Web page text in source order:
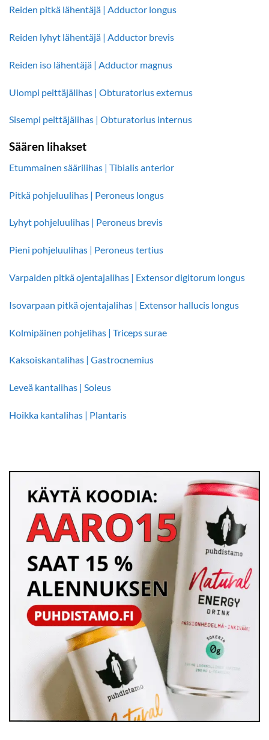
Reiden pitkä lähentäjä | Adductor longus
Reiden lyhyt lähentäjä | Adductor brevis
Reiden iso lähentäjä | Adductor magnus
Ulompi peittäjälihas | Obturatorius externus
Sisempi peittäjälihas | Obturatorius internus
Säären lihakset
Etummainen säärilihas | Tibialis anterior
Pitkä pohjeluulihas | Peroneus longus
Lyhyt pohjeluulihas | Peroneus brevis
Pieni pohjeluulihas | Peroneus tertius
Varpaiden pitkä ojentajalihas | Extensor digitorum longus
Isovarpaan pitkä ojentajalihas | Extensor hallucis longus
Kolmipäinen pohjelihas | Triceps surae
Kaksoiskantalihas | Gastrocnemius
Leveä kantalihas | Soleus
Hoikka kantalihas | Plantaris